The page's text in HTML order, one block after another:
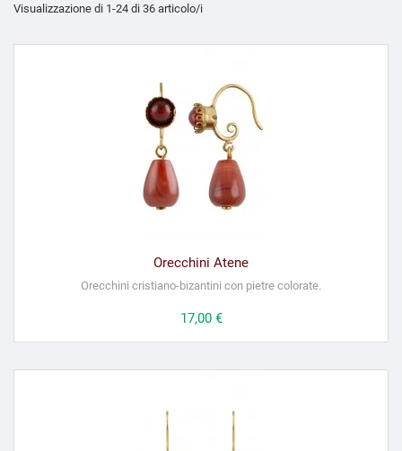
Visualizzazione di 1-24 di 36 articolo/i
Orecchini Atene
Orecchini cristiano-bizantini con pietre colorate.
Prezzo
17,00 €